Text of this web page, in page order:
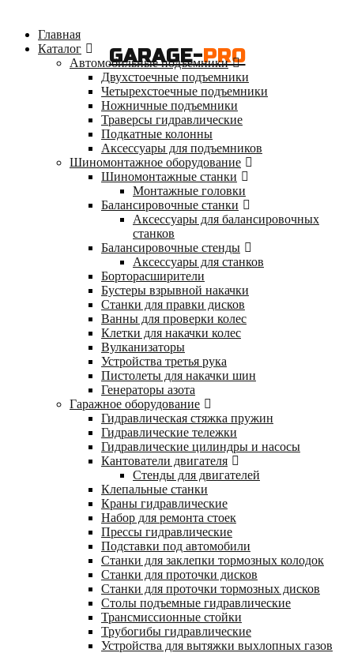
GARAGE-PRO
Главная
Каталог
Автомобильные подъемники
Двухстоечные подъемники
Четырехстоечные подъемники
Ножничные подъемники
Траверсы гидравлические
Подкатные колонны
Аксессуары для подъемников
Шиномонтажное оборудование
Шиномонтажные станки
Монтажные головки
Балансировочные станки
Аксессуары для балансировочных
станков
Балансировочные стенды
Аксессуары для станков
Борторасширители
Бустеры взрывной накачки
Станки для правки дисков
Ванны для проверки колес
Клетки для накачки колес
Вулканизаторы
Устройства третья рука
Пистолеты для накачки шин
Генераторы азота
Гаражное оборудование
Гидравлическая стяжка пружин
Гидравлические тележки
Гидравлические цилиндры и насосы
Кантователи двигателя
Стенды для двигателей
Клепальные станки
Краны гидравлические
Набор для ремонта стоек
Прессы гидравлические
Подставки под автомобили
Станки для заклепки тормозных колодок
Станки для проточки дисков
Станки для проточки тормозных дисков
Столы подъемные гидравлические
Трансмиссионные стойки
Трубогибы гидравлические
Устройства для вытяжки выхлопных газов